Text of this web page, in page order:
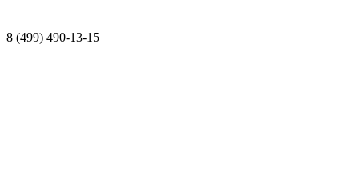
8 (499) 490-13-15